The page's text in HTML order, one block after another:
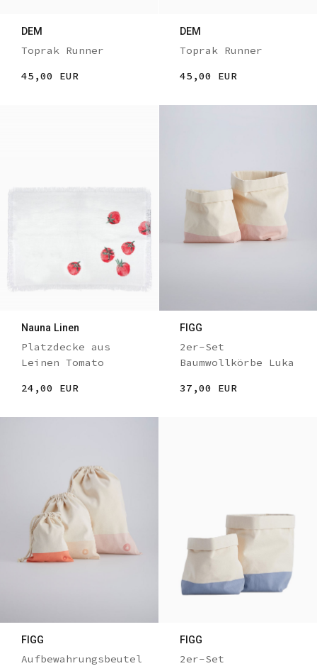
DEM
Toprak Runner
45,00 EUR
DEM
Toprak Runner
45,00 EUR
Nauna Linen
Platzdecke aus
Leinen Tomato
24,00 EUR
FIGG
2er-Set
Baumwollkörbe Luka
37,00 EUR
FIGG
Aufbewahrungsbeutel
FIGG
2er-Set